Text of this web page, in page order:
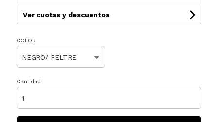
Ver cuotas y descuentos
COLOR
Cantidad